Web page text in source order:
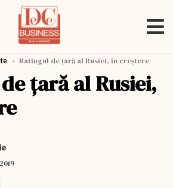
› Ratingul de țară al Rusiei, în creștere
țară al Rusiei,